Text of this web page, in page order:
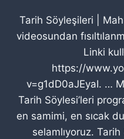
Tarih Söyleşileri |
videosundan
Linki
https://
v=g1dD0aJEyaI. …
Tarih Söylesi’leri
en samimi, en sıcak
selamlıyoruz.